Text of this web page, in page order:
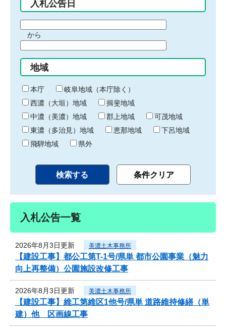
入札公告日
間
始
り
から
間
終
わ
り
地域
本庁
岐阜地域（本庁除く）
西濃（大垣）地域
揖斐地域
中濃（美濃）地域
郡上地域
可茂地域
東濃（多治見）地域
恵那地域
下呂地域
飛騨地域
県外
入札公告一覧
2026年8月3日更新 美濃土木事務所
【建設工事】都公工第T-1号/県単 都市公園事業（魅力
向上再整備）公園施設改修工事
2026年8月3日更新 美濃土木事務所
【建設工事】維工第維区1他号/県単 道路維持修繕（単
建）他 区画線工事